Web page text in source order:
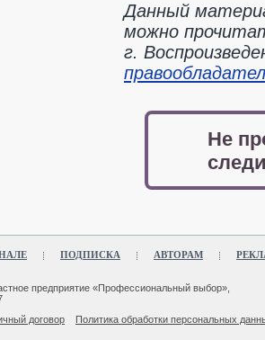
Данный
можно
г.
Не
ПОДПИСКА АВТОРАМ
предприятие «Профессиональный выбор»,
договор Политика обработки персональных